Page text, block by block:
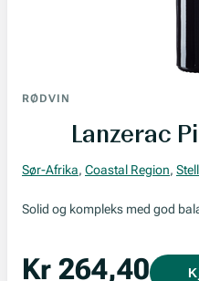
RØDVIN
Lanzerac
Sør-Afrika, Coastal Region,
Solid og kompleks med god
Kr 264,40